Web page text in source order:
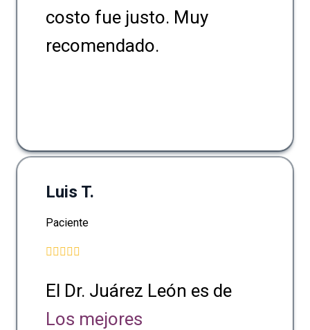
costo fue justo. Muy
recomendado.
Luis T.
Paciente
El Dr. Juárez León es de
Los mejores